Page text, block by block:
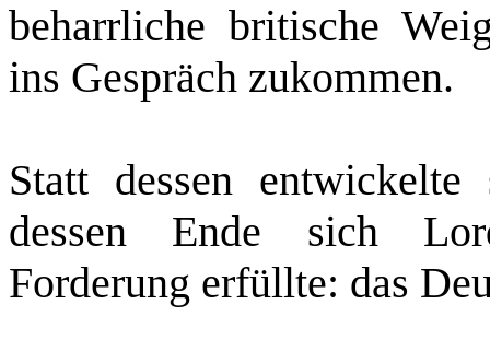
beharrliche britische
ins Gespräch zukommen.
Statt dessen
dessen Ende sich
Forderung erfüllte: das